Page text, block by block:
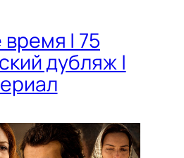
| 75
дубляж |